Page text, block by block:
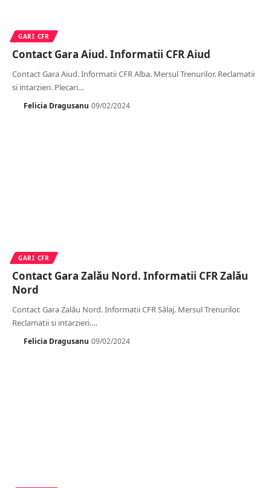
GARI CFR
Contact Gara Aiud. Informatii CFR Aiud
Contact Gara Aiud. Informatii CFR Alba. Mersul Trenurilor. Reclamatii
si intarzieri. Plecari…
Felicia Dragusanu 09/02/2024
GARI CFR
Contact Gara Zalău Nord. Informatii CFR Zalău
Nord
Contact Gara Zalău Nord. Informatii CFR Sălaj. Mersul Trenurilor.
Reclamatii si intarzieri.…
Felicia Dragusanu 09/02/2024